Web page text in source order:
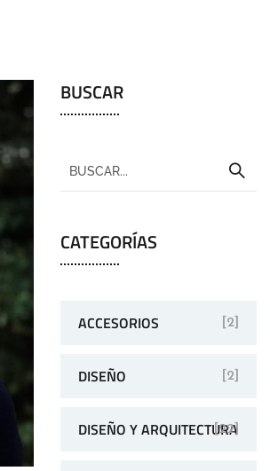
BUSCAR
CATEGORÍAS
ACCESORIOS [2]
DISEÑO [2]
DISEÑO Y ARQUITECTURA
[22]